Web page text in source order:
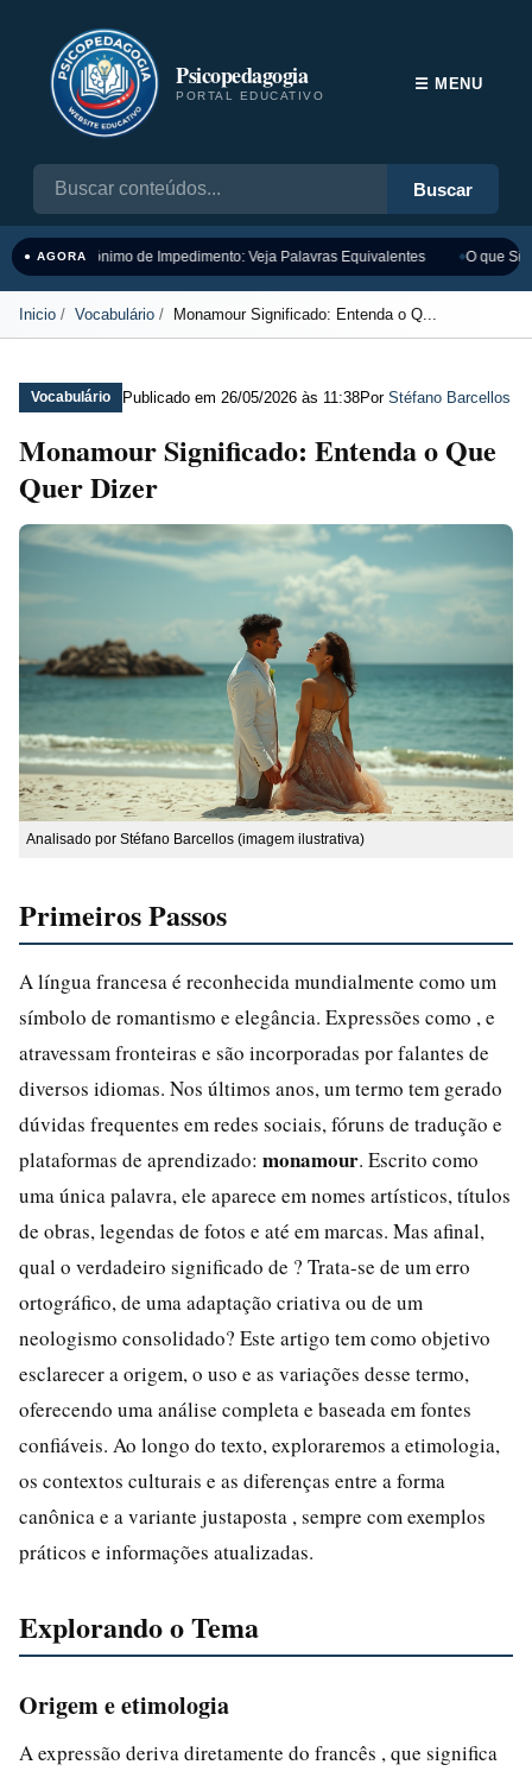
Psicopedagogia
PORTAL EDUCATIVO
Buscar
☰ MENU
● AGORASinônimo de Impedimento: Veja Palavras Equivalentes O que
Inicio Vocabulário Monamour Significado: Entenda o Q...
Vocabulário Publicado em 26/05/2026 às 11:38Por Stéfano Barcellos
Monamour Significado: Entenda o Que
Quer Dizer
Analisado por Stéfano Barcellos (imagem ilustrativa)
Primeiros Passos
A língua francesa é reconhecida mundialmente como um
símbolo de romantismo e elegância. Expressões como , e
atravessam fronteiras e são incorporadas por falantes de
diversos idiomas. Nos últimos anos, um termo tem gerado
dúvidas frequentes em redes sociais, fóruns de tradução e
plataformas de aprendizado: monamour. Escrito como
uma única palavra, ele aparece em nomes artísticos, títulos
de obras, legendas de fotos e até em marcas. Mas afinal,
qual o verdadeiro significado de ? Trata-se de um erro
ortográfico, de uma adaptação criativa ou de um
neologismo consolidado? Este artigo tem como objetivo
esclarecer a origem, o uso e as variações desse termo,
oferecendo uma análise completa e baseada em fontes
confiáveis. Ao longo do texto, exploraremos a etimologia,
os contextos culturais e as diferenças entre a forma
canônica e a variante justaposta , sempre com exemplos
práticos e informações atualizadas.
Explorando o Tema
Origem e etimologia
A expressão deriva diretamente do francês , que significa